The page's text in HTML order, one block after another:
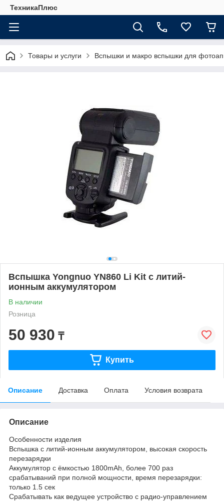
ТехникаПлюс
Товары и услуги Вспышки и макро вспышки для
Вспышка Yongnuo YN860 Li Kit c литий-
ионным аккумулятором
В наличии
Розница
50 930 ₸
Купить
Описание Доставка Оплата Условия возврата
Описание
Особенности изделия
Вспышка с литий-ионным аккумулятором, высокая скорость
перезарядки
Аккумулятор с ёмкостью 1800mAh, более 700 раз
срабатываний при полной мощности, время перезарядки:
только 1.5 сек
Срабатывать как ведущее устройство с радио-управлением